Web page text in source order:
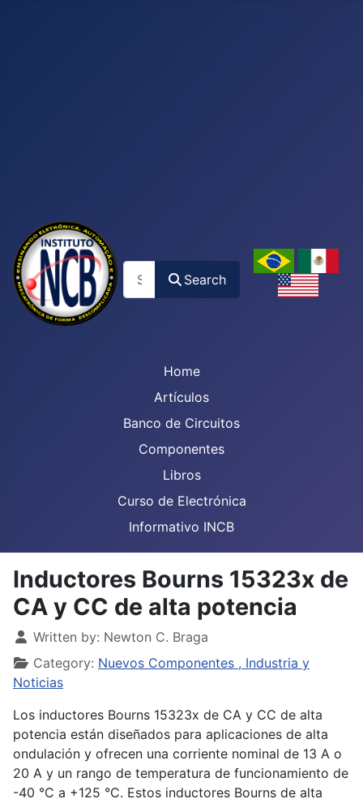
Search
Home
Artículos
Banco de Circuitos
Componentes
Libros
Curso de Electrónica
Informativo INCB
Inductores Bourns 15323x de
CA y CC de alta potencia
Details
Written by: Newton C. Braga
Category: Nuevos Componentes , Industria y
Noticias
Los inductores Bourns 15323x de CA y CC de alta
potencia están diseñados para aplicaciones de alta
ondulación y ofrecen una corriente nominal de 13 A o
20 A y un rango de temperatura de funcionamiento de
-40 °C a +125 °C. Estos inductores Bourns de alta